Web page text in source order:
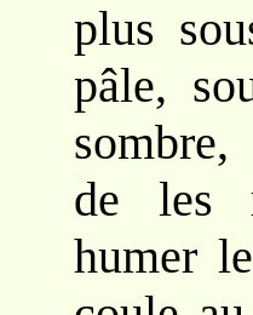
plus
pâle,
de les
humer